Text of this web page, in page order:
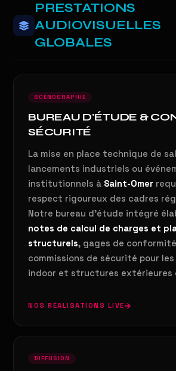
PRESTATIONS
AUDIOVISUELLES
GLOBALES
SCÉNOGRAPHIE
BUREAU D'ÉTUDE &
SÉCURITÉ
La mise en place technique de
lancements industriels ou
institutionnels à Saint-Omer
respect rigoureux des cadres
Notre bureau d'étude intégré
notes de calcul de charges et
structurels, gages de
commissions de sécurité pour
indoor et structures extérieures
NOS RÉALISATIONS LIVE
DIFFUSION